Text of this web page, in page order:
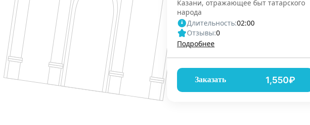
Казани, отражающее быт татарского
народа
Длительность:02:00
Отзывы:0
Подробнее
Заказать 1,550₽